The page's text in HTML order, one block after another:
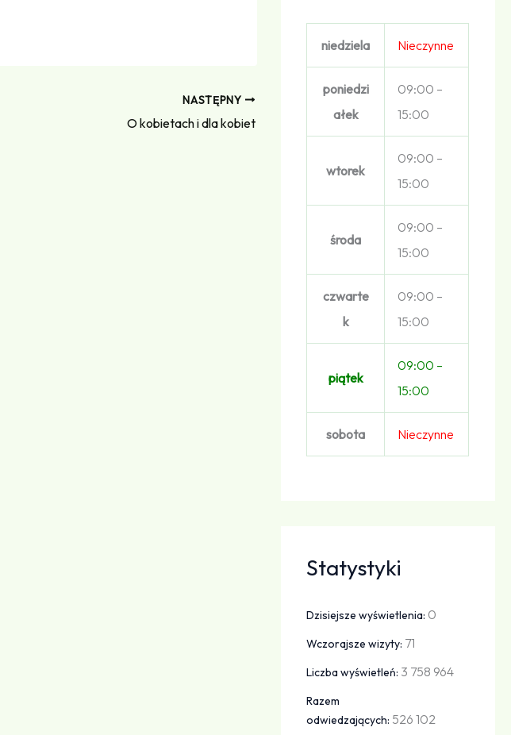
NASTĘPNY
O kobietach i dla kobiet
niedziela Nieczynne
poniedzi
ałek
09:00 –
15:00
wtorek
09:00 –
15:00
środa
09:00 –
15:00
czwarte
k
09:00 –
15:00
piątek
09:00 –
15:00
sobota Nieczynne
Statystyki
Dzisiejsze wyświetlenia: 0
Wczorajsze wizyty: 71
Liczba wyświetleń: 3 758 964
Razem
odwiedzających: 526 102